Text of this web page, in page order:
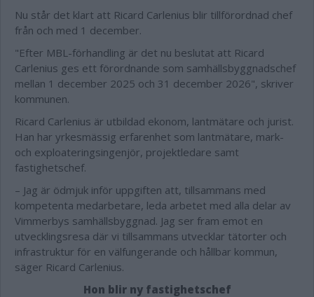
Nu står det klart att Ricard Carlenius blir tillförordnad chef
från och med 1 december.
"Efter MBL-förhandling är det nu beslutat att Ricard
Carlenius ges ett förordnande som samhällsbyggnadschef
mellan 1 december 2025 och 31 december 2026", skriver
kommunen.
Ricard Carlenius är utbildad ekonom, lantmätare och jurist.
Han har yrkesmässig erfarenhet som lantmätare, mark-
och exploateringsingenjör, projektledare samt
fastighetschef.
– Jag är ödmjuk inför uppgiften att, tillsammans med
kompetenta medarbetare, leda arbetet med alla delar av
Vimmerbys samhällsbyggnad. Jag ser fram emot en
utvecklingsresa där vi tillsammans utvecklar tätorter och
infrastruktur för en välfungerande och hållbar kommun,
säger Ricard Carlenius.
Hon blir ny fastighetschef